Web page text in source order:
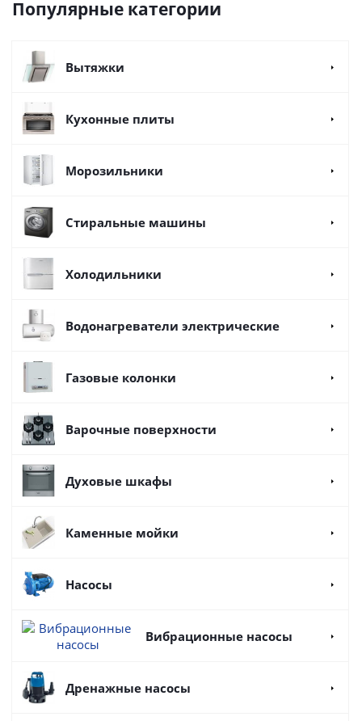
Популярные категории
Вытяжки
Кухонные плиты
Морозильники
Стиральные машины
Холодильники
Водонагреватели электрические
Газовые колонки
Варочные поверхности
Духовые шкафы
Каменные мойки
Насосы
Вибрационные насосы
Дренажные насосы